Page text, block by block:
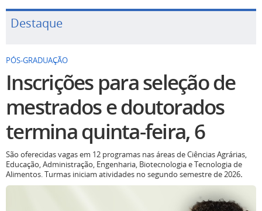
Destaque
PÓS-GRADUAÇÃO
Inscrições para seleção de
mestrados e doutorados
termina quinta-feira, 6
São oferecidas vagas em 12 programas nas áreas de Ciências Agrárias,
Educação, Administração, Engenharia, Biotecnologia e Tecnologia de
Alimentos. Turmas iniciam atividades no segundo semestre de 2026.